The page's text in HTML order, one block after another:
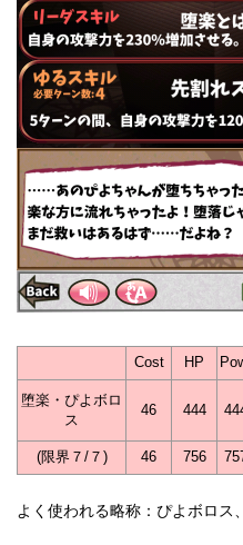
Cost HP
堕楽・ぴよボロ
ス
46 444
(限界７/７)
46 756
よく使われる略称：ぴよボロス